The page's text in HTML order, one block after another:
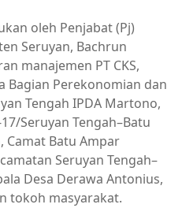
oleh Penjabat (Pj)
Seruyan, Bachrun
manajemen PT CKS,
Bagian Perekonomian dan
Tengah IPDA Martono,
Seruyan Tengah–Batu
Camat Batu Ampar
Seruyan Tengah–
Desa Derawa Antonius,
tokoh masyarakat.